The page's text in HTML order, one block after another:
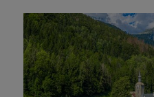
29.07.2026 Actualités
29.07.2026 Actualités
29.07.2026 Actualités